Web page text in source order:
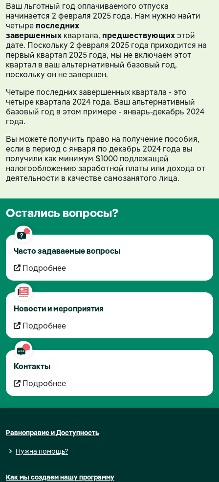
Ваш льготный год оплачиваемого отпуска
начинается 2 февраля 2025 года. Нам нужно найти
четыре последних
завершенных квартала, предшествующих этой
дате. Поскольку 2 февраля 2025 года приходится на
первый квартал 2025 года, мы не включаем этот
квартал в ваш альтернативный базовый год,
поскольку он не завершен.
Четыре последних завершенных квартала - это
четыре квартала 2024 года. Ваш альтернативный
базовый год в этом примере - январь-декабрь 2024
года.
Вы можете получить право на получение пособия,
если в период с января по декабрь 2024 года вы
получили как минимум $1000 подлежащей
налогообложению заработной платы или дохода от
деятельности в качестве самозанятого лица.
Остались вопросы?
Часто задаваемые вопросы
Подробнее
Новости и мероприятия
Подробнее
Контакты
Подробнее
Как мы создаем нашу программу
Равноправие и Доступность
Нужна помощь?